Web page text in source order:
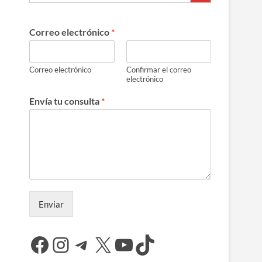
Correo electrónico *
Correo electrónico
Confirmar el correo
electrónico
Envía tu consulta *
Enviar
Facebook
Instagram
Telegram
X YouTube
TikTok